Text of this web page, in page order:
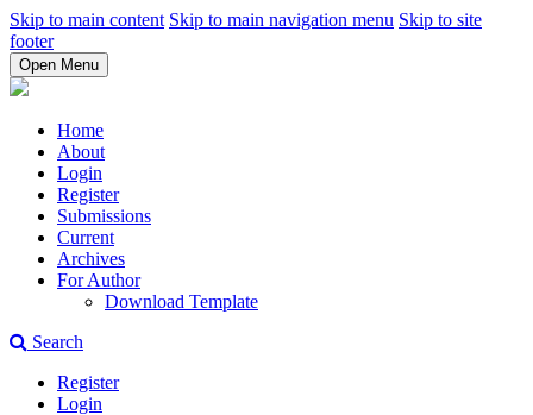
Skip to main content Skip to main navigation menu Skip to site
footer
Open Menu
Home
About
Login
Register
Submissions
Current
Archives
For Author
Download Template
Search
Register
Login